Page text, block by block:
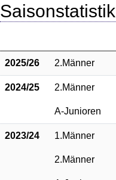
Saisonstatistik
2025/26 2.Männer
2024/25 2.Männer
A-Junioren
2023/24 1.Männer
2.Männer